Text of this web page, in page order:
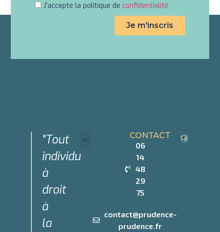
J'accepte la politique de confidentialité
Je m'inscris
"Tout
individu
à
droit
à
la
CONTACT
06
14
48
29
75
contact@prudence-
prudence.fr